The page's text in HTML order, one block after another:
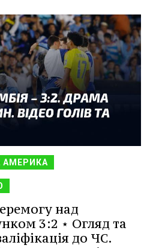
АМЕРИКА
над
3:2 ⋆ Огляд та
до ЧС.